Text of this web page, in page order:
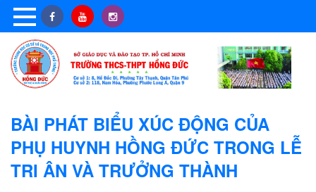
BÀI PHÁT BIỂU XÚC ĐỘNG CỦA
PHỤ HUYNH HỒNG ĐỨC TRONG LỄ
TRI ÂN VÀ TRƯỞNG THÀNH